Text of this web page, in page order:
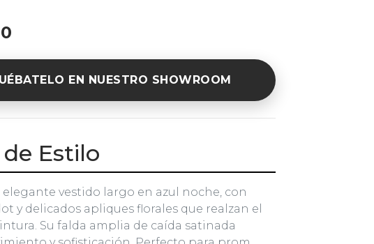
EN NUESTRO SHOWROOM
Estilo
vestido largo en azul noche, con
y delicados apliques florales que realzan el
Su falda amplia de caída satinada